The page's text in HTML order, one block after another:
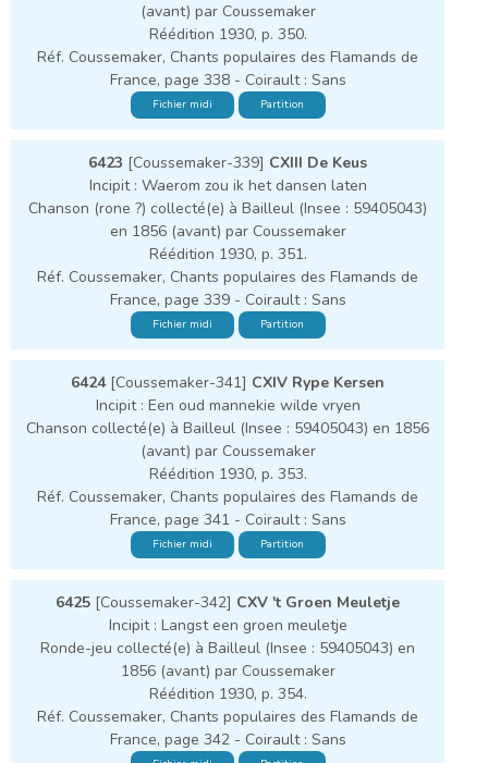
(avant) par Coussemaker
Réédition 1930, p. 350.
Réf. Coussemaker, Chants populaires des Flamands de
France, page 338 - Coirault : Sans
Fichier midi Partition
6423 [Coussemaker-339] CXIII De Keus
Incipit : Waerom zou ik het dansen laten
Chanson (rone ?) collecté(e) à Bailleul (Insee : 59405043)
en 1856 (avant) par Coussemaker
Réédition 1930, p. 351.
Réf. Coussemaker, Chants populaires des Flamands de
France, page 339 - Coirault : Sans
Fichier midi Partition
6424[Coussemaker-341] CXIV Rype Kersen
Incipit : Een oud mannekie wilde vryen
Chanson collecté(e) à Bailleul (Insee : 59405043) en 1856
(avant) par Coussemaker
Réédition 1930, p. 353.
Réf. Coussemaker, Chants populaires des Flamands de
France, page 341 - Coirault : Sans
Fichier midi Partition
6425 [Coussemaker-342] CXV 't Groen Meuletje
Incipit : Langst een groen meuletje
Ronde-jeu collecté(e) à Bailleul (Insee : 59405043) en
1856 (avant) par Coussemaker
Réédition 1930, p. 354.
Réf. Coussemaker, Chants populaires des Flamands de
France, page 342 - Coirault : Sans